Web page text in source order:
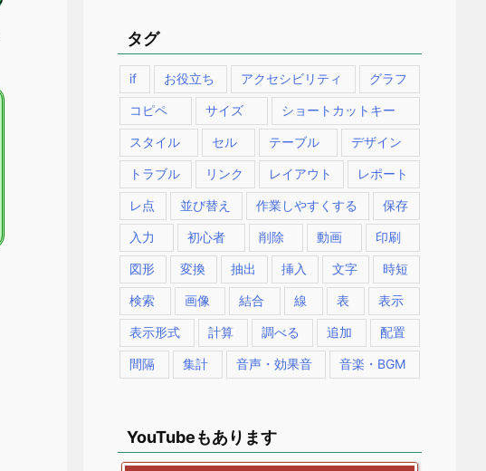
タグ
if お役立ち アクセシビリティ グラフ
コピペ サイズ ショートカットキー
スタイル セル テーブル デザイン
トラブル リンク レイアウト レポート
レ点 並び替え 作業しやすくする 保存
入力 初心者 削除 動画 印刷
図形 変換 抽出 挿入 文字 時短
検索 画像 結合 線 表 表示
表示形式 計算 調べる 追加 配置
間隔 集計 音声・効果音 音楽・BGM
YouTubeもあります